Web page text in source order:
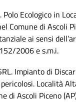
Polo Ecologico in
Comune di Ascoli
ai sensi
2006 e s.m.i.
Impianto di
Località
di Ascoli Piceno